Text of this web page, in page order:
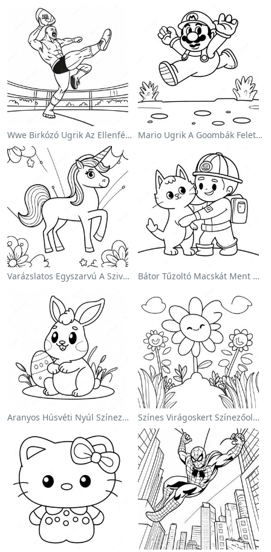
Wwe Birkózó Ugrik Az Ellenfélre Színezőlap Mario Ugrik A Goombák Felett Színezőlap
Varázslatos Egyszarvú A Szivárvány Színezőoldalon Bátor Tűzoltó Macskát Ment Színezőlap
Aranyos Húsvéti Nyúl Színezőoldalon Színes Virágoskert Színezőoldalon